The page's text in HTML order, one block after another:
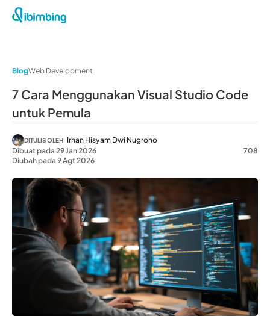
BlogWeb Development
7 Cara Menggunakan Visual Studio Code​
untuk Pemula
DITULIS OLEH Irhan Hisyam Dwi Nugroho
Dibuat pada 29 Jan 2026
Diubah pada 9 Agt 2026
708